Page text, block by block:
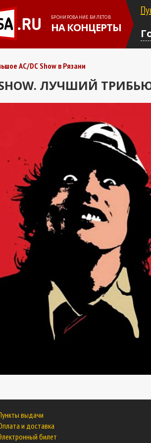
БРОНИРОВАНИЕ БИЛЕТОВ
НА КОНЦЕРТЫ
AС/DС Show в Рязани
ЛУЧШИЙ
выдачи
и доставка
билет